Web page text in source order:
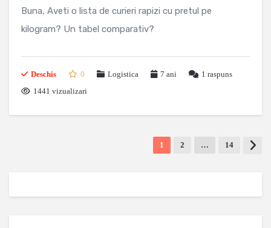
Buna, Aveti o lista de curieri rapizi cu pretul pe
kilogram? Un tabel comparativ?
Deschis 0 Logistica 7 ani 1 raspuns
1441 vizualizari
1 2 … 14